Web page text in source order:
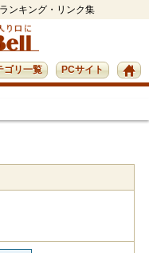
ンキング・リンク集
PCサイト
ゴリ一覧